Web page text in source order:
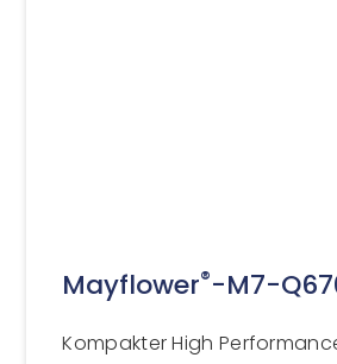
Mayflower®-M7-
Kompakter High